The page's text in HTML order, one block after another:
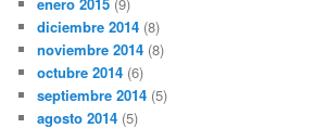
enero 2015 (9)
diciembre 2014 (8)
noviembre 2014 (8)
octubre 2014 (6)
septiembre 2014 (5)
agosto 2014 (5)